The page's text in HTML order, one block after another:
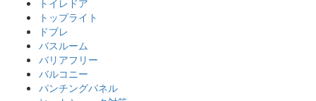
トイレドア
トップライト
ドブレ
バスルーム
バリアフリー
バルコニー
パンチングパネル